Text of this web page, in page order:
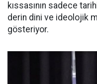
kıssasının sadece
derin dini ve ideolojik
gösteriyor.